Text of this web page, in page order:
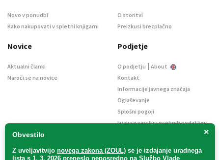
×
Obvestilo
Z uveljavitvijo novega zakona (ZOUL) se je izdajanje uradnega
lista s 1. 3. 2026 preneslo neposredno na Službo Vlade
Novo v ponudbi
Kako nakupovati v spletni knjigarni
O storitvi
Preizkusi brezplačno
Novice
Aktualni članki
Naroči se na novice
Podjetje
O podjetju | About
Kontakt
Informacije javnega značaja
Oglaševanje
Splošni pogoji
Izjava o varstvu osebnih podatkov